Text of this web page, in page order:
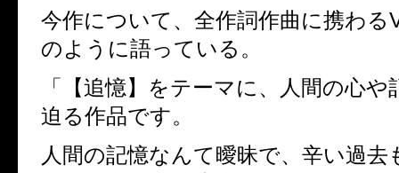
今作について、全作詞作曲に携わる
のように語っている。
「【追憶】をテーマに、人間の心や
迫る作品です。
人間の記憶なんて曖昧で、辛い過去